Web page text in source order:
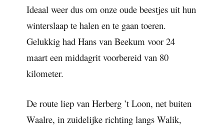
Ideaal weer dus om onze oude beestjes uit hun
winterslaap te halen en te gaan toeren.
Gelukkig had Hans van Beekum voor 24
maart een middagrit voorbereid van 80
kilometer.
De route liep van Herberg ’t Loon, net buiten
Waalre, in zuidelijke richting langs Walik,